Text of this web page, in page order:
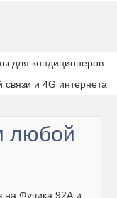
для кондиционеров
связи и 4G интернета
любой
на Фучика 92А и